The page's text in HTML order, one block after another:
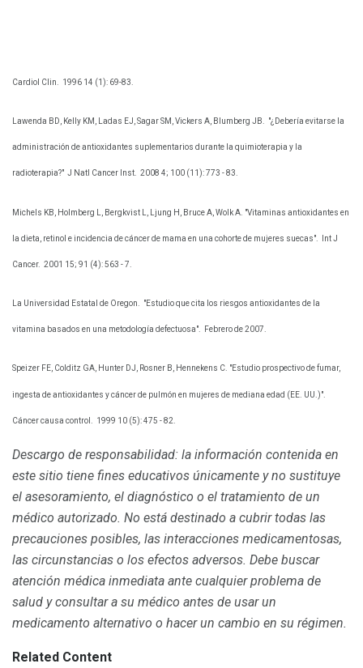
Cardiol Clin. 1996 14 (1): 69-83.
Lawenda BD, Kelly KM, Ladas EJ, Sagar SM, Vickers A, Blumberg JB. "¿Debería evitarse la
administración de antioxidantes suplementarios durante la quimioterapia y la
radioterapia?" J Natl Cancer Inst. 2008 4; 100 (11): 773 - 83.
Michels KB, Holmberg L, Bergkvist L, Ljung H, Bruce A, Wolk A. "Vitaminas antioxidantes en
la dieta, retinol e incidencia de cáncer de mama en una cohorte de mujeres suecas". Int J
Cancer. 2001 15; 91 (4): 563 - 7.
La Universidad Estatal de Oregon. "Estudio que cita los riesgos antioxidantes de la
vitamina basados ​​en una metodología defectuosa". Febrero de 2007.
Speizer FE, Colditz GA, Hunter DJ, Rosner B, Hennekens C. "Estudio prospectivo de fumar,
ingesta de antioxidantes y cáncer de pulmón en mujeres de mediana edad (EE. UU.)".
Cáncer causa control. 1999 10 (5): 475 - 82.
Descargo de responsabilidad: la información contenida en
este sitio tiene fines educativos únicamente y no sustituye
el asesoramiento, el diagnóstico o el tratamiento de un
médico autorizado. No está destinado a cubrir todas las
precauciones posibles, las interacciones medicamentosas,
las circunstancias o los efectos adversos. Debe buscar
atención médica inmediata ante cualquier problema de
salud y consultar a su médico antes de usar un
medicamento alternativo o hacer un cambio en su régimen.
Related Content